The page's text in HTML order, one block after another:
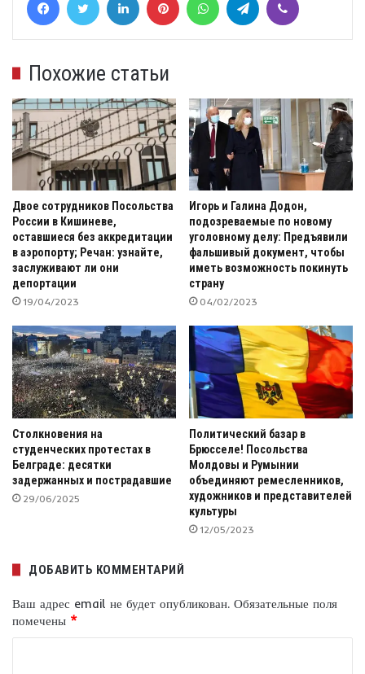
Похожие статьи
Двое сотрудников Посольства
России в Кишиневе,
оставшиеся без аккредитации
в аэропорту; Речан: узнайте,
заслуживают ли они
депортации
19/04/2023
Игорь и Галина Додон,
подозреваемые по новому
уголовному делу: Предъявили
фальшивый документ, чтобы
иметь возможность покинуть
страну
04/02/2023
Столкновения на
студенческих протестах в
Белграде: десятки
задержанных и пострадавшие
29/06/2025
Политический базар в
Брюсселе! Посольства
Молдовы и Румынии
объединяют ремесленников,
художников и представителей
культуры
12/05/2023
ДОБАВИТЬ КОММЕНТАРИЙ
Ваш адрес email не будет опубликован. Обязательные поля
помечены *